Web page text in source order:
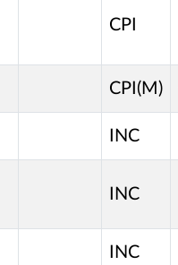
CPI
CPI(M)
INC
INC
INC